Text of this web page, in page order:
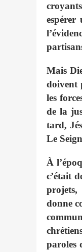
Mais
doivent
les
de la
tard,
Le
À
c’était
projets,
donne
paroles